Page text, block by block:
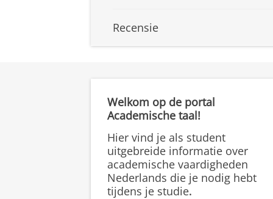
Recensie
Welkom op de portal
Academische taal!
Hier vind je als student
uitgebreide informatie over
academische vaardigheden
Nederlands die je nodig hebt
tijdens je studie.